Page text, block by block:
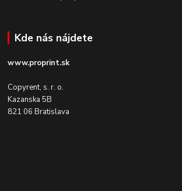
Kde nás nájdete
www.proprint.sk
Copyrent, s. r. o.
Kazanska 5B
821 06 Bratislava